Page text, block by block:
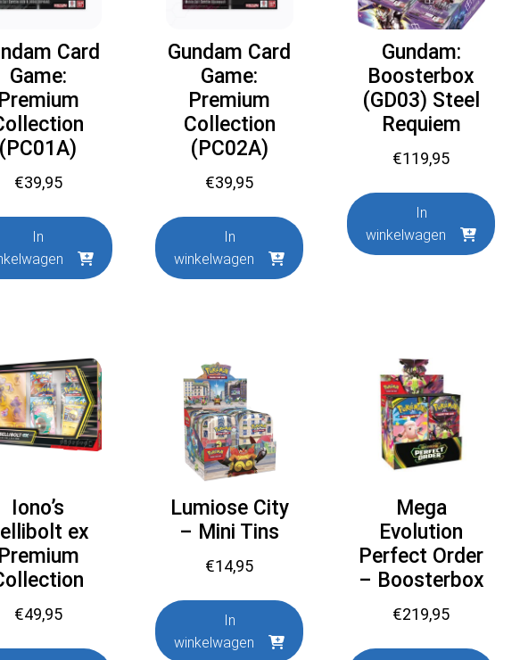
Card
Game:
(PC01A)
€39,95
In
Gundam Card
Game:
Premium
Collection
(PC02A)
€39,95
In
winkelwagen
Gundam:
Boosterbox
(GD03) Steel
Requiem
€119,95
In
winkelwagen
Iono’s
ex
€49,95
Lumiose City
– Mini Tins
€14,95
In
winkelwagen
Mega
Evolution
Perfect Order
– Boosterbox
€219,95